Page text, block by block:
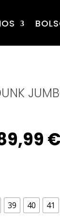
€
39 40 41